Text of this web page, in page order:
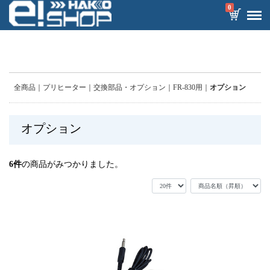
0
全商品 プリヒーター 交換部品・オプション FR-830用 オプション
オプション
6件の商品がみつかりました。